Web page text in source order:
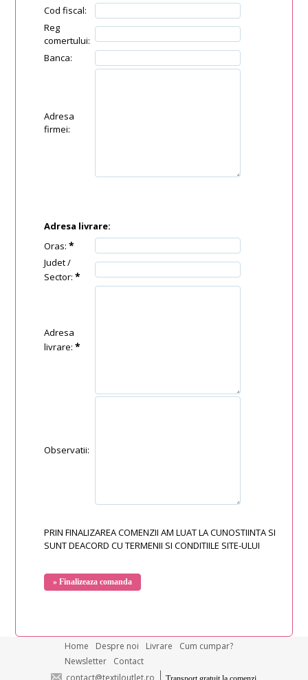
Cod fiscal:
Reg
comertului:
Banca:
Adresa
firmei:
Adresa livrare:
Oras:*
Judet /
Sector:*
Adresa
livrare:*
Observatii:
PRIN FINALIZAREA COMENZII AM LUAT LA CUNOSTIINTA SI
SUNT DEACORD CU TERMENII SI CONDITIILE SITE-ULUI
Home Despre noi Livrare
Cum cumpar?
Newsletter
Contact
contact@textiloutlet.ro